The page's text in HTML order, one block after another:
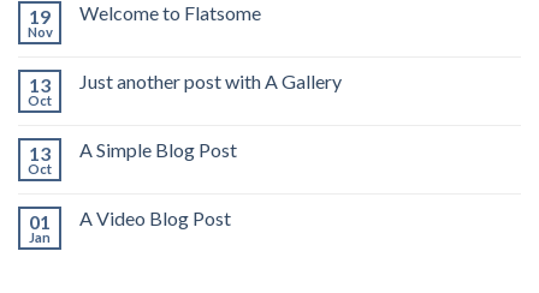
19
Nov
Welcome to Flatsome
13
Oct
Just another post with A Gallery
13
Oct
A Simple Blog Post
01
Jan
A Video Blog Post